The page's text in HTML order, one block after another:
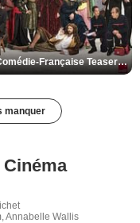
De la Comédie-Française Teaser VF
manquer
Annabelle Wallis